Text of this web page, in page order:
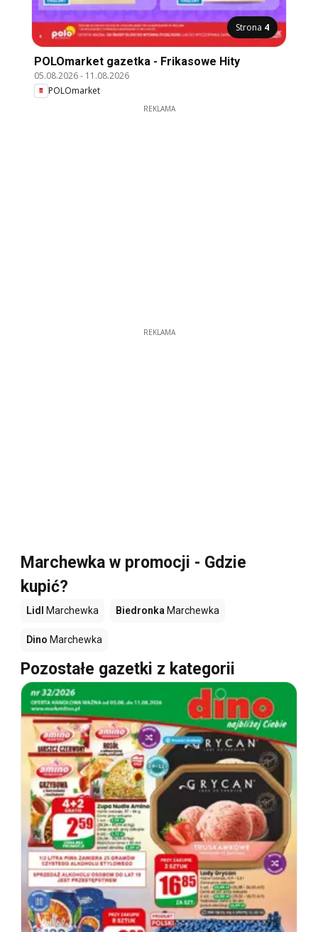
Strona 4
POLOmarket gazetka - Frikasowe Hity
05.08.2026- 11.08.2026
POLOmarket
REKLAMA
REKLAMA
Marchewka w promocji - Gdzie
kupić?
Lidl Marchewka Biedronka Marchewka
Dino Marchewka
Pozostałe gazetki z kategorii